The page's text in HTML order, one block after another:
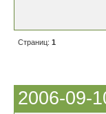
Страниц: 1
2006-09-